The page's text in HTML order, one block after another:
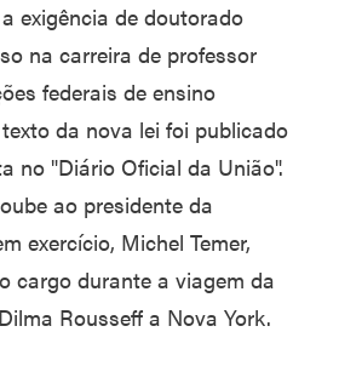
exigência de doutorado
na carreira de professor
federais de ensino
da nova lei foi publicado
no "Diário Oficial da União".
ao presidente da
exercício, Michel Temer,
cargo durante a viagem da
Rousseff a Nova York.